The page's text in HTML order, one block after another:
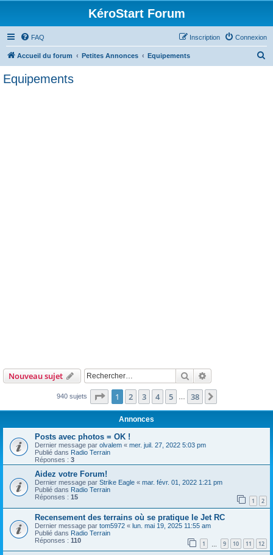
KéroStart Forum
FAQ Connexion
Inscription
Accueil du forum Petites Annonces Equipements
Equipements
Nouveau sujet Rechercher
940 sujets Page 1sur38
1 2 3 4 5 38
Annonces
Posts avec photos = OK !
Dernier message par olvalem « mer. juil. 27, 2022 5:03 pm
Publié dans Radio Terrain
Réponses : 3
Aidez votre Forum!
Dernier message par Strike Eagle « mar. févr. 01, 2022 1:21 pm
Publié dans Radio Terrain
Réponses : 15 1 2
Recensement des terrains où se pratique le Jet RC
Dernier message par tom5972 « lun. mai 19, 2025 11:55 am
Publié dans Radio Terrain
Réponses : 110 1 9 10 11 12